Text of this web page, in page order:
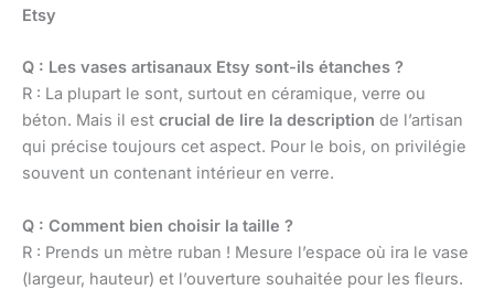
Etsy
Q : Les vases artisanaux Etsy sont-ils étanches ?
R : La plupart le sont, surtout en céramique, verre ou
béton. Mais il est crucial de lire la description de l’artisan
qui précise toujours cet aspect. Pour le bois, on privilégie
souvent un contenant intérieur en verre.
Q : Comment bien choisir la taille ?
R : Prends un mètre ruban ! Mesure l’espace où ira le vase
(largeur, hauteur) et l’ouverture souhaitée pour les fleurs.